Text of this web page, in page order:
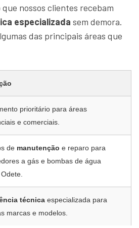
nossos clientes recebam
especializada sem demora.
das principais áreas que
prioritário para áreas
e comerciais.
de manutenção e reparo para
a gás e bombas de água
técnica especializada para
marcas e modelos.